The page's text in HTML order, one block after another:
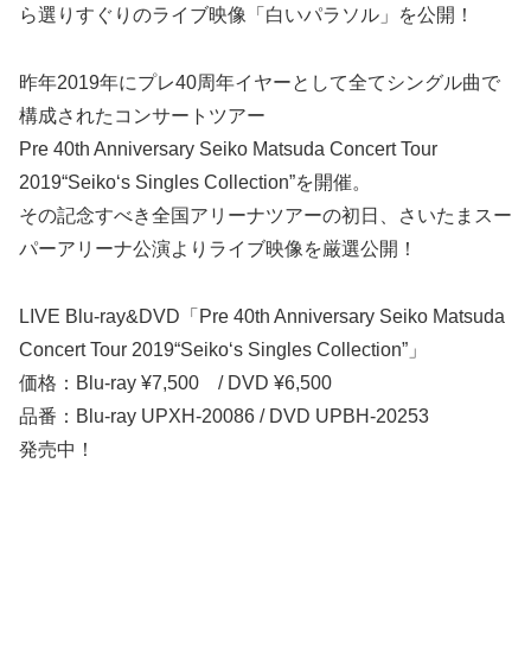
ら選りすぐりのライブ映像「白いパラソル」を公開！
昨年2019年にプレ40周年イヤーとして全てシングル曲で
構成されたコンサートツアー
Pre 40th Anniversary Seiko Matsuda Concert Tour
2019“Seiko‘s Singles Collection”を開催。
その記念すべき全国アリーナツアーの初日、さいたまスー
パーアリーナ公演よりライブ映像を厳選公開！
LIVE Blu-ray&DVD「Pre 40th Anniversary Seiko Matsuda
Concert Tour 2019“Seiko‘s Singles Collection”」
価格：Blu-ray ¥7,500 / DVD ¥6,500
品番：Blu-ray UPXH-20086 / DVD UPBH-20253
発売中！